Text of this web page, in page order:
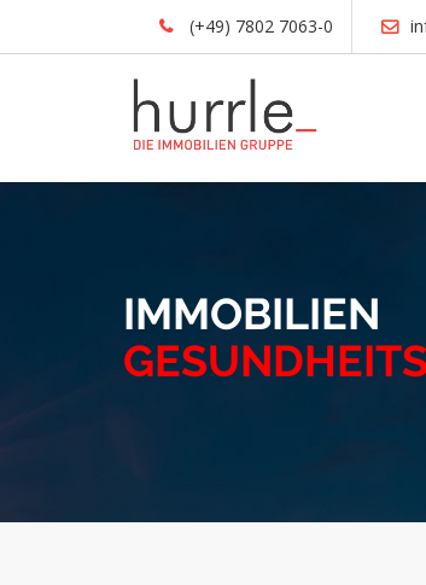
(+49) 7802 7063-0
IMMOBILIEN